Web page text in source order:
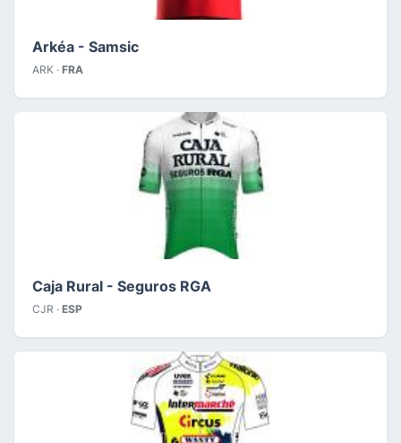
Arkéa - Samsic
ARK · FRA
Caja Rural - Seguros RGA
CJR · ESP